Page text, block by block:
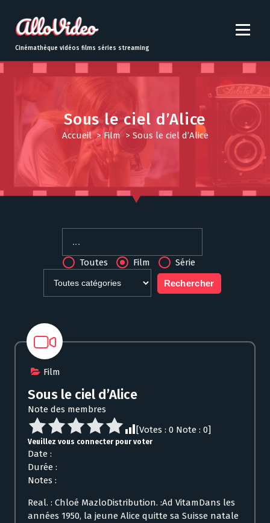
t
o
Cinémathèque vidéos films séries streaming
Sous le ciel d’Alice
Accueil> Film > Sous le ciel d’Alice
Toutes Film Série
Film
Sous le ciel d’Alice
Note des membres
[Votes : 0 Note : 0]
Veuillez vous connecter pour voter
Date :
Durée :
Notes :
Real. : Chloé MazloDistribution. :Ad VitamDans les
années 1950, la jeune Alice quitte sa Suisse natale